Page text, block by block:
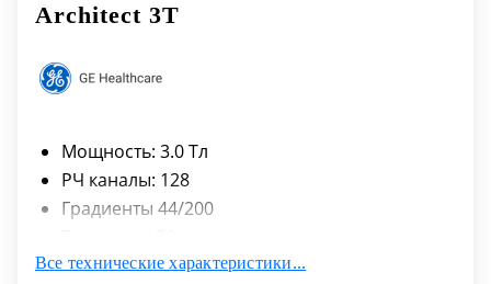
Architect 3T
Мощность: 3.0 Тл
РЧ каналы: 128
Градиенты 44/200
Разъемный стол: да
Все технические характеристики...